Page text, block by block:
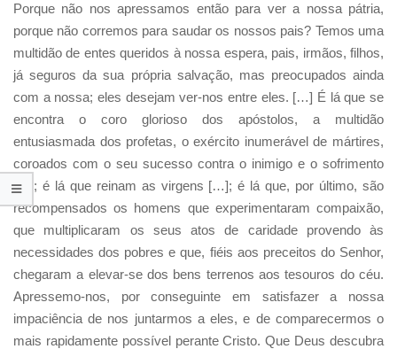
Porque não nos apressamos então para ver a nossa pátria,
porque não corremos para saudar os nossos pais? Temos uma
multidão de entes queridos à nossa espera, pais, irmãos, filhos,
já seguros da sua própria salvação, mas preocupados ainda
com a nossa; eles desejam ver-nos entre eles. […] É lá que se
encontra o coro glorioso dos apóstolos, a multidão
entusiasmada dos profetas, o exército inumerável de mártires,
coroados com o seu sucesso contra o inimigo e o sofrimento
[…]; é lá que reinam as virgens […]; é lá que, por último, são
recompensados os homens que experimentaram compaixão,
que multiplicaram os seus atos de caridade provendo às
necessidades dos pobres e que, fiéis aos preceitos do Senhor,
chegaram a elevar-se dos bens terrenos aos tesouros do céu.
Apressemo-nos, por conseguinte em satisfazer a nossa
impaciência de nos juntarmos a eles, e de comparecermos o
mais rapidamente possível perante Cristo. Que Deus descubra